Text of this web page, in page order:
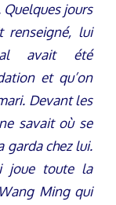
jours
renseigné, lui
avait été
et qu’on
Devant les
savait où se
garda chez lui.
joue toute la
Ming qui